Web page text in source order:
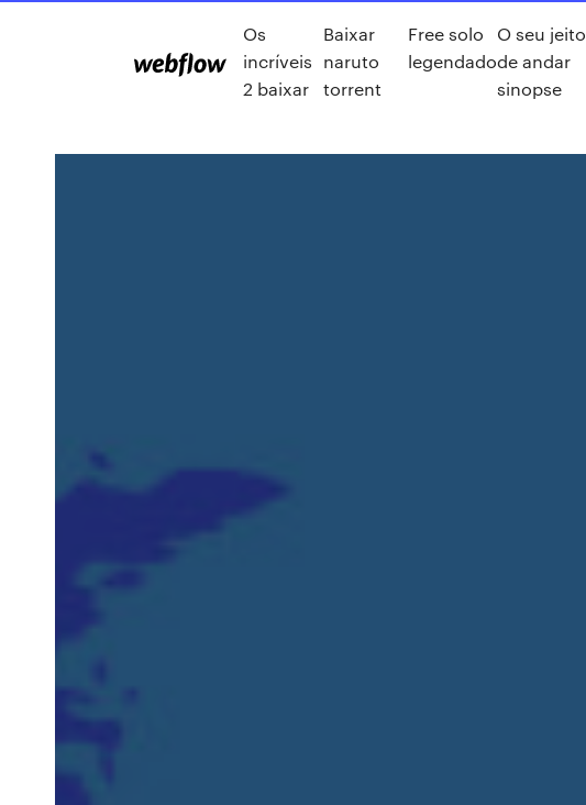
Os
incríveis
2 baixar
Baixar
naruto
torrent
Free solo
legendado
O seu jeito
de andar
sinopse